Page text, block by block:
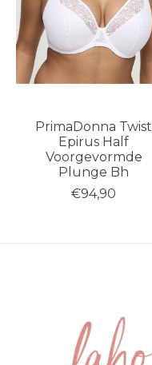
PrimaDonna Twist
Epirus Half
Voorgevormde
Plunge Bh
€94,90